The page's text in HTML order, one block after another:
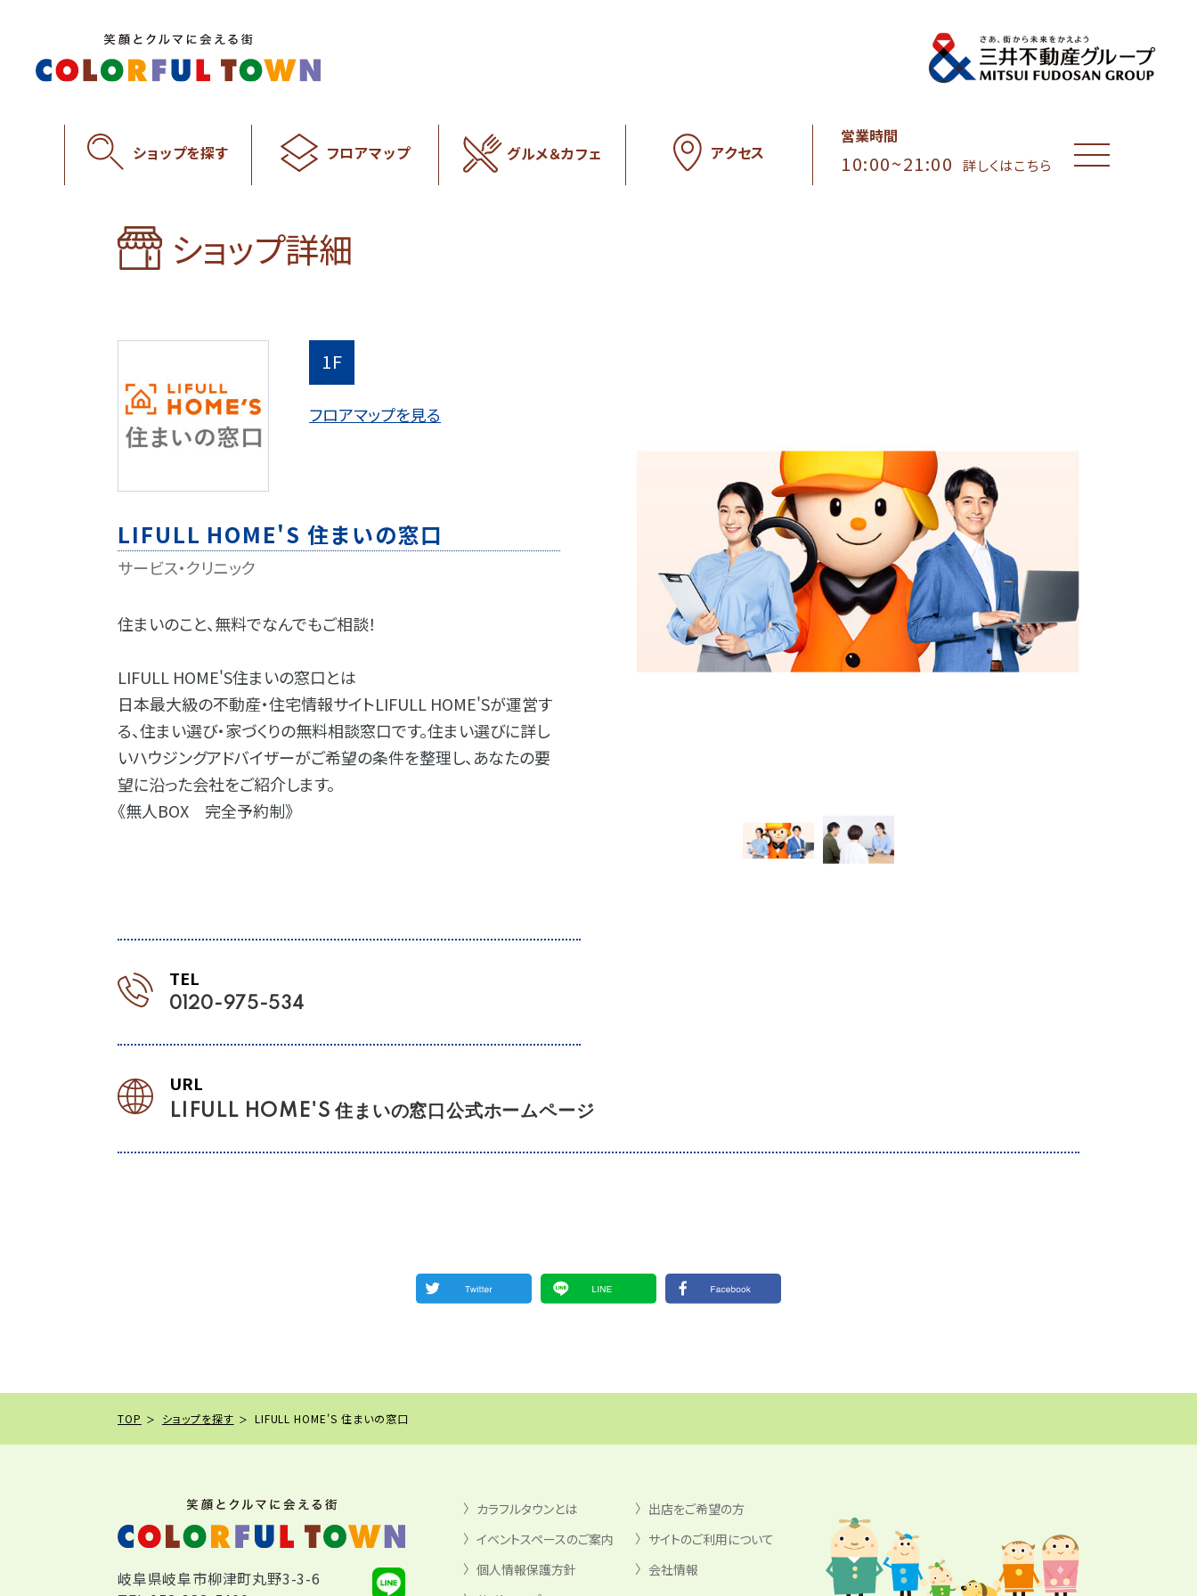
ショップを探す フロアマップ グルメ＆カフェ アクセス
営業時間
10:00~21:00 詳しくはこちら MENU
ショップ詳細
1F
フロアマップを見る
LIFULL HOME'S 住まいの窓口
サービス・クリニック
住まいのこと、無料でなんでもご相談！
LIFULL HOME'S住まいの窓口とは
日本最大級の不動産・住宅情報サイトLIFULL HOME'Sが運営す
る、住まい選び・家づくりの無料相談窓口です。住まい選びに詳し
いハウジングアドバイザーがご希望の条件を整理し、あなたの要
望に沿った会社をご紹介します。
《無人BOX 完全予約制》
TEL
0120-975-534
URL
LIFULL HOME'S 住まいの窓口公式ホームページ
TOP ショップを探す LIFULL HOME'S 住まいの窓口
岐阜県岐阜市柳津町丸野3-3-6
カラフルタウンとは
出店をご希望の方
イベントスペースのご案内
サイトのご利用について
個人情報保護方針
会社情報